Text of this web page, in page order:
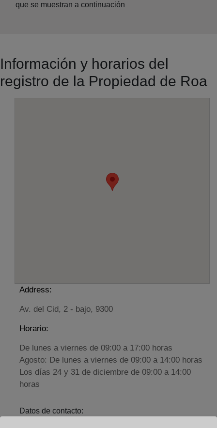
que se muestran a continuación
Información y horarios del
registro de la Propiedad de Roa
Address:
Av. del Cid, 2 - bajo, 9300
Horario:
De lunes a viernes de 09:00 a 17:00 horas
Agosto: De lunes a viernes de 09:00 a 14:00 horas
Los días 24 y 31 de diciembre de 09:00 a 14:00
horas
Datos de contacto: